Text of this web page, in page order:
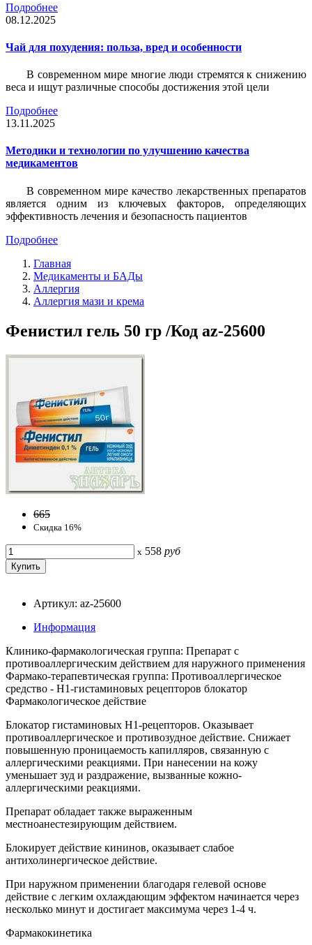
Подробнее
08.12.2025
Чай для похудения: польза, вред и особенности
В современном мире многие люди стремятся к снижению
веса и ищут различные способы достижения этой цели
Подробнее
13.11.2025
Методики и технологии по улучшению качества
медикаментов
В современном мире качество лекарственных препаратов
является одним из ключевых факторов, определяющих
эффективность лечения и безопасность пациентов
Подробнее
Главная
Медикаменты и БАДы
Аллергия
Аллергия мази и крема
Фенистил гель 50 гр /Код az-25600
665
Скидка 16%
x 558 руб
Артикул: az-25600
Информация
Клинико-фармакологическая группа: Препарат с
противоаллергическим действием для наружного применения
Фармако-терапевтическая группа: Противоаллергическое
средство - H1-гистаминовых рецепторов блокатор
Фармакологическое действие
Блокатор гистаминовых H1-рецепторов. Оказывает
противоаллергическое и противозудное действие. Снижает
повышенную проницаемость капилляров, связанную с
аллергическими реакциями. При нанесении на кожу
уменьшает зуд и раздражение, вызванные кожно-
аллергическими реакциями.
Препарат обладает также выраженным
местноанестезирующим действием.
Блокирует действие кининов, оказывает слабое
антихолинергическое действие.
При наружном применении благодаря гелевой основе
действие с легким охлаждающим эффектом начинается через
несколько минут и достигает максимума через 1-4 ч.
Фармакокинетика